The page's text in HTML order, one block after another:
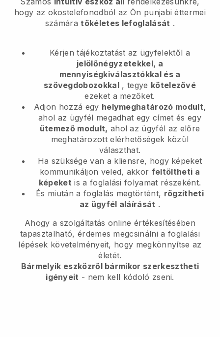
hogy az okostelefonodból az Ön punjabi éttermei
számára tökéletes lefoglalását .
Kérjen tájékoztatást az ügyfelektől a
jelölőnégyzetekkel, a
mennyiségkiválasztókkal és a
szövegdobozokkal , tegye kötelezővé
ezeket a mezőket.
Adjon hozzá egy helymeghatározó modult,
ahol az ügyfél megadhat egy címet és egy
ütemező modult, ahol az ügyfél az előre
meghatározott elérhetőségek közül
választhat.
Ha szüksége van a kliensre, hogy képeket
kommunikáljon veled, akkor feltöltheti a
képeket is a foglalási folyamat részeként.
És miután a foglalás megtörtént, rögzítheti
az ügyfél aláírását .
Ahogy a szolgáltatás online értékesítésében
tapasztalható, érdemes megcsinálni a foglalási
lépések követelményeit, hogy megkönnyítse az
életét.
Bármelyik eszközről bármikor szerkesztheti
igényeit - nem kell kódoló zseni.